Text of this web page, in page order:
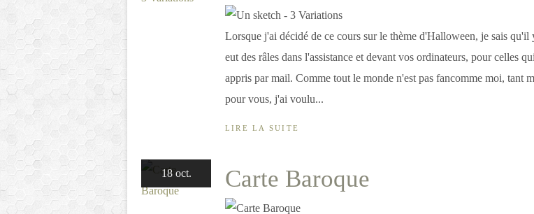
Lorsque j'ai décidé de ce cours sur le thème d'Halloween, je sais qu'il
eut des râles dans l'assistance et devant vos ordinateurs, pour celles
appris par mail. Comme tout le monde n'est pas fancomme moi, tant
pour vous, j'ai voulu...
LIRE LA SUITE
18 oct. Carte Baroque